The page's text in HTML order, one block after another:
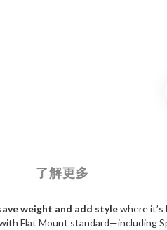
了解更多
weight and add stylewhere
Flat Mount standard—including